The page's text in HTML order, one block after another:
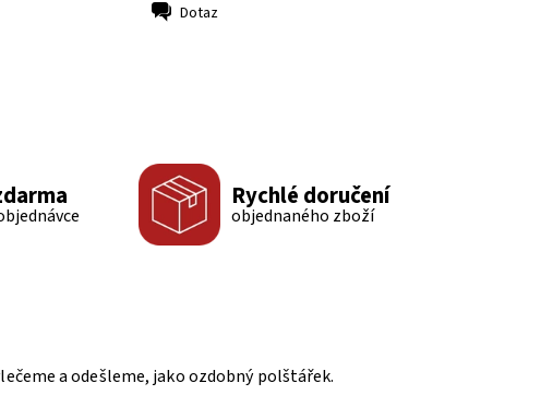
Dotaz
Rychlé doručení
objednaného zboží
a odešleme, jako ozdobný polštářek.